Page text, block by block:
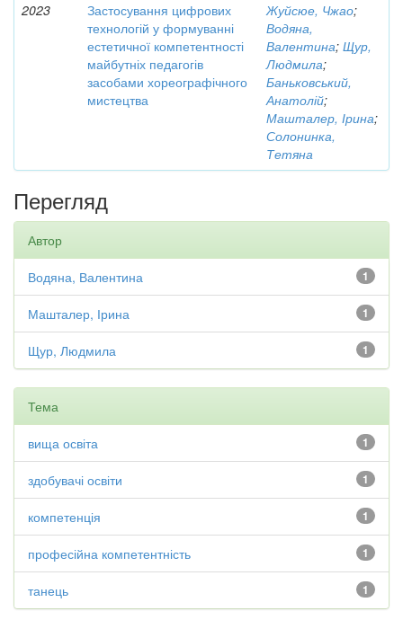
2023
Застосування цифрових
технологій у формуванні
естетичної компетентності
майбутніх педагогів
засобами хореографічного
мистецтва
Жуйсюе, Чжао;
Водяна,
Валентина; Щур,
Людмила;
Баньковський,
Анатолій;
Машталер, Ірина;
Солонинка,
Тетяна
Перегляд
Автор
1
Водяна, Валентина
1
Машталер, Ірина
1
Щур, Людмила
Тема
1
вища освіта
1
здобувачі освіти
1
компетенція
1
професійна компетентність
1
танець